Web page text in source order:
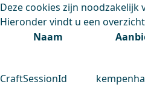
Deze cookies zijn
Hieronder vindt u een
Naam
CraftSessionId